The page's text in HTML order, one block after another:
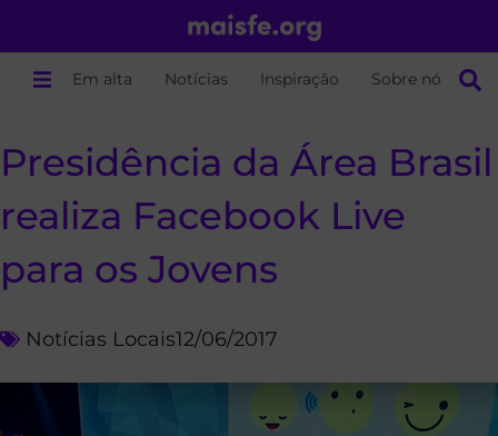
Em alta Notícias Inspiração Sobre nós
Presidência da Área Brasil
realiza Facebook Live
para os Jovens
Notícias Locais12/06/2017